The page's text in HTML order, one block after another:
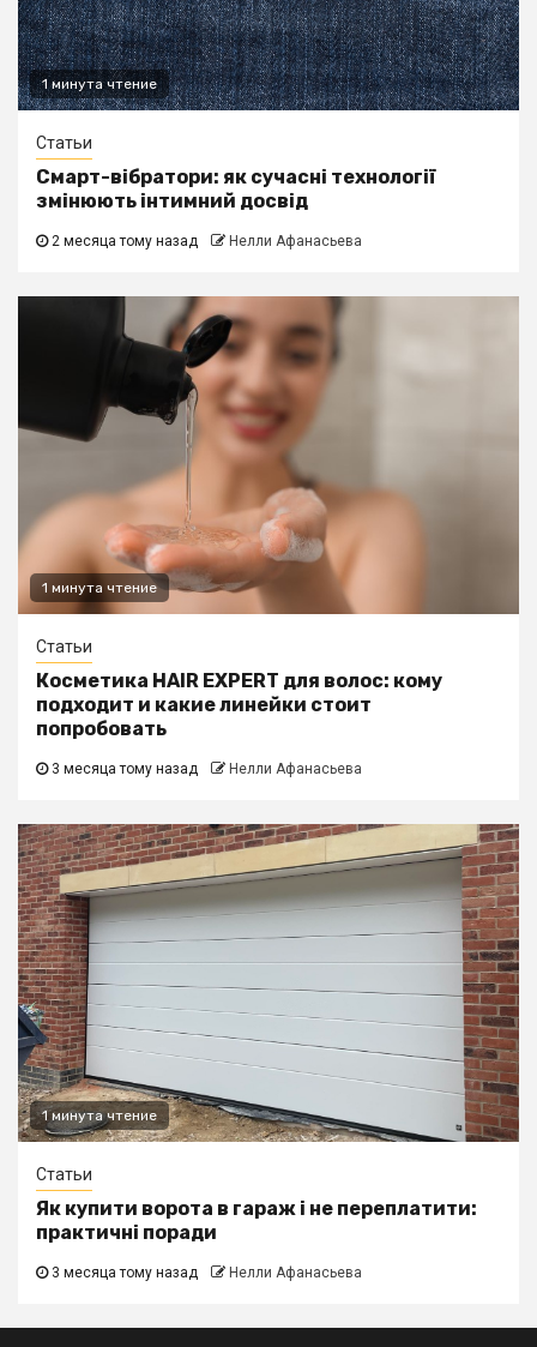
1 минута чтение
Статьи
Смарт-вібратори: як сучасні технології
змінюють інтимний досвід
2 месяца тому назад Нелли Афанасьева
1 минута чтение
Статьи
Косметика HAIR EXPERT для волос: кому
подходит и какие линейки стоит
попробовать
3 месяца тому назад Нелли Афанасьева
1 минута чтение
Статьи
Як купити ворота в гараж і не переплатити:
практичні поради
3 месяца тому назад Нелли Афанасьева